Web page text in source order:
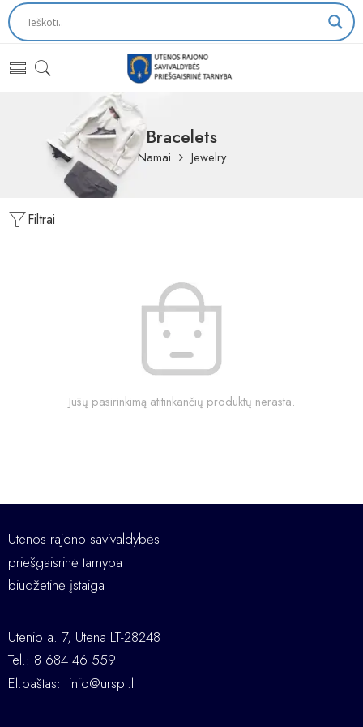
Bracelets
Namai Jewelry
Filtrai
Jūsų pasirinkimą atitinkančių produktų nerasta.
Utenos rajono savivaldybės
priešgaisrinė tarnyba
biudžetinė įstaiga
Utenio a. 7, Utena LT-28248
Tel.: 8 684 46 559
El.paštas: info@urspt.lt